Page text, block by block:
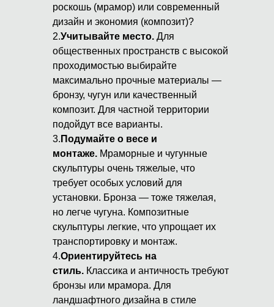
роскошь (мрамор) или современный
дизайн и экономия (композит)?
2.Учитывайте место. Для
общественных пространств с высокой
проходимостью выбирайте
максимально прочные материалы —
бронзу, чугун или качественный
композит. Для частной территории
подойдут все варианты.
3. Подумайте о весе и
монтаже. Мраморные и чугунные
скульптуры очень тяжелые, что
требует особых условий для
установки. Бронза — тоже тяжелая,
но легче чугуна. Композитные
скульптуры легкие, что упрощает их
транспортировку и монтаж.
4.Ориентируйтесь на
стиль. Классика и античность требуют
бронзы или мрамора. Для
ландшафтного дизайна в стиле